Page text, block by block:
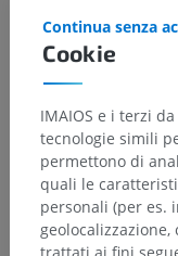
Cookie
Continua senza
IMAIOS e i terzi
tecnologie simili
permettono di
quali le
personali (per es.